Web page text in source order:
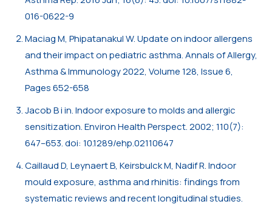
016-0622-9
Maciag M, Phipatanakul W. Update on indoor allergens
and their impact on pediatric asthma. Annals of Allergy,
Asthma & Immunology 2022, Volume 128, Issue 6,
Pages 652-658
Jacob B i in. Indoor exposure to molds and allergic
sensitization. Environ Health Perspect. 2002; 110(7):
647–653. doi: 10.1289/ehp.02110647
Caillaud D, Leynaert B, Keirsbulck M, Nadif R. Indoor
mould exposure, asthma and rhinitis: findings from
systematic reviews and recent longitudinal studies.